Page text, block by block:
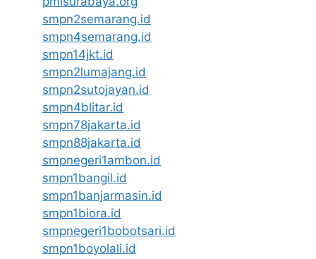
smpn2semarang.id
smpn4semarang.id
smpn14jkt.id
smpn2lumajang.id
smpn2sutojayan.id
smpn4blitar.id
smpn78jakarta.id
smpn88jakarta.id
smpnegeri1ambon.id
smpn1bangil.id
smpn1banjarmasin.id
smpn1biora.id
smpnegeri1bobotsari.id
smpn1boyolali.id